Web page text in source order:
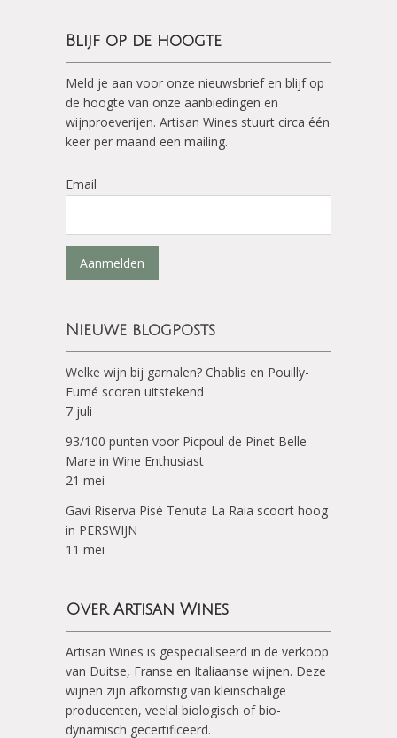
Blijf op de hoogte
Meld je aan voor onze nieuwsbrief en blijf op
de hoogte van onze aanbiedingen en
wijnproeverijen. Artisan Wines stuurt circa één
keer per maand een mailing.
Email
Aanmelden
Nieuwe blogposts
Welke wijn bij garnalen? Chablis en Pouilly-
Fumé scoren uitstekend
7 juli
93/100 punten voor Picpoul de Pinet Belle
Mare in Wine Enthusiast
21 mei
Gavi Riserva Pisé Tenuta La Raia scoort hoog
in PERSWIJN
11 mei
Over Artisan Wines
Artisan Wines is gespecialiseerd in de verkoop
van Duitse, Franse en Italiaanse wijnen. Deze
wijnen zijn afkomstig van kleinschalige
producenten, veelal biologisch of bio-
dynamisch gecertificeerd.